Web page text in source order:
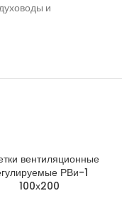
и
вентиляционные
РВи-1
100х200